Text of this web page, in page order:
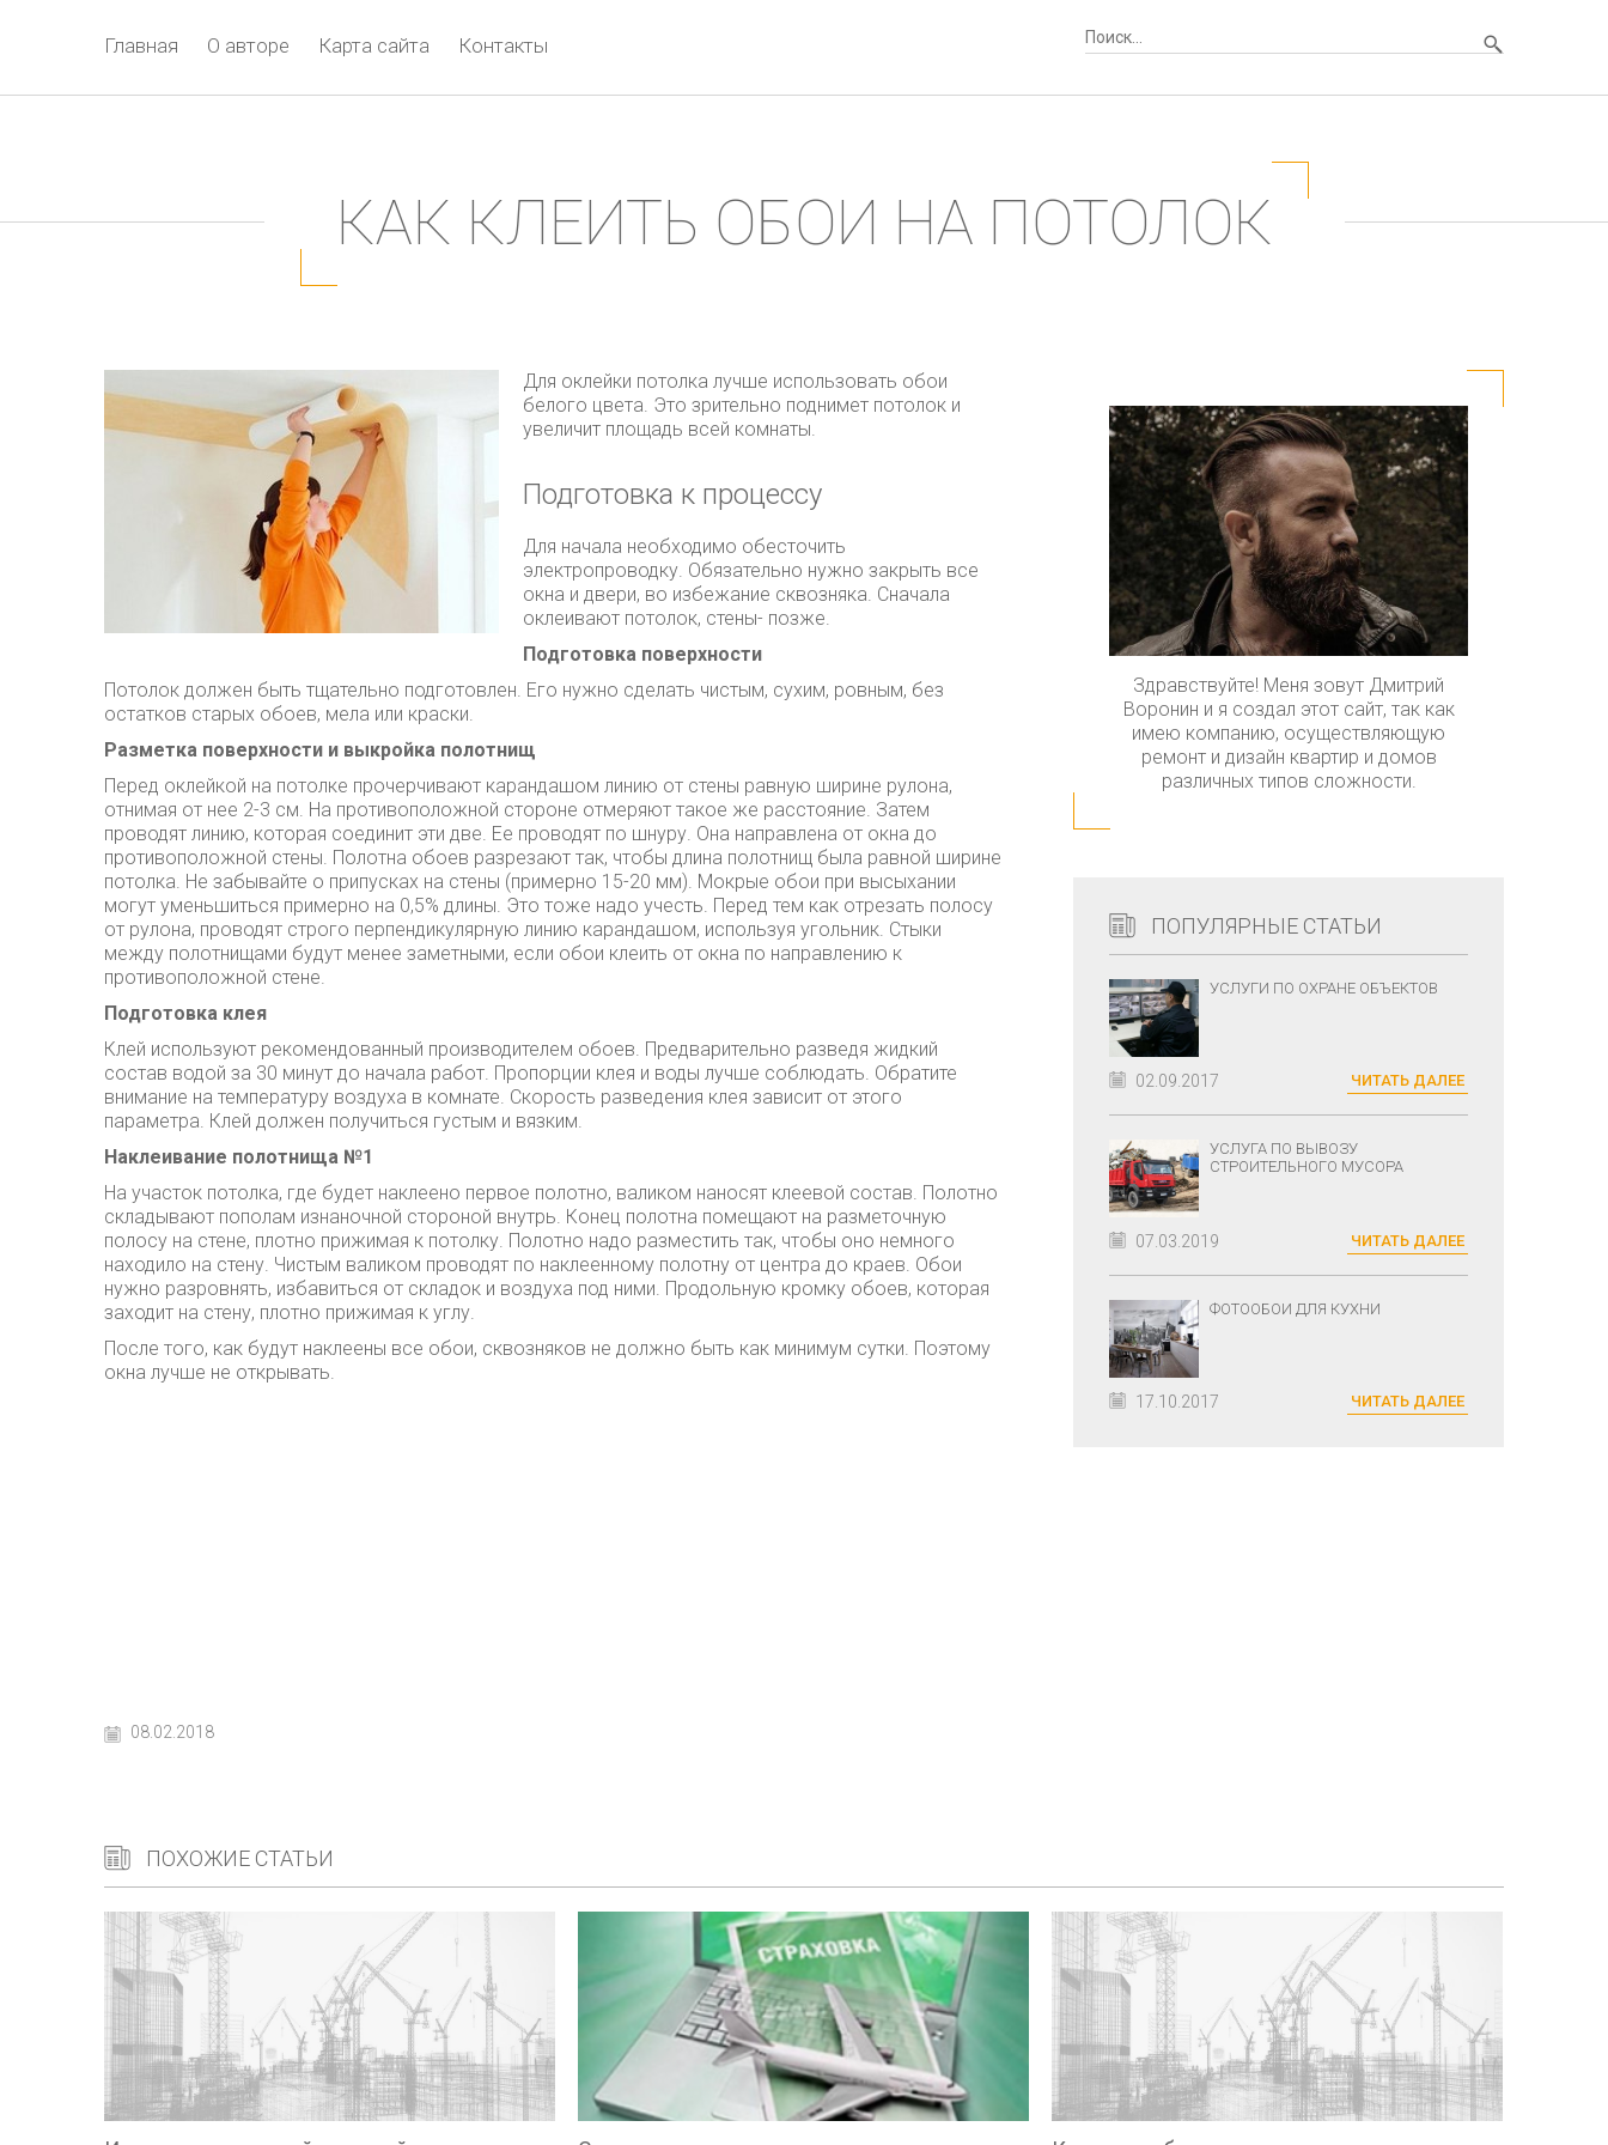
Главная О авторе Карта сайта Контакты
КАК КЛЕИТЬ ОБОИ НА ПОТОЛОК
Для оклейки потолка лучше использовать обои
белого цвета. Это зрительно поднимет потолок и
увеличит площадь всей комнаты.
Подготовка к процессу
Для начала необходимо обесточить
электропроводку. Обязательно нужно закрыть все
окна и двери, во избежание сквозняка. Сначала
оклеивают потолок, стены- позже.
Подготовка поверхности
Потолок должен быть тщательно подготовлен. Его нужно сделать чистым, сухим, ровным, без
остатков старых обоев, мела или краски.
Разметка поверхности и выкройка полотнищ
Перед оклейкой на потолке прочерчивают карандашом линию от стены равную ширине рулона,
отнимая от нее 2-3 см. На противоположной стороне отмеряют такое же расстояние. Затем
проводят линию, которая соединит эти две. Ее проводят по шнуру. Она направлена от окна до
противоположной стены. Полотна обоев разрезают так, чтобы длина полотнищ была равной ширине
потолка. Не забывайте о припусках на стены (примерно 15-20 мм). Мокрые обои при высыхании
могут уменьшиться примерно на 0,5% длины. Это тоже надо учесть. Перед тем как отрезать полосу
от рулона, проводят строго перпендикулярную линию карандашом, используя угольник. Стыки
между полотнищами будут менее заметными, если обои клеить от окна по направлению к
противоположной стене.
Подготовка клея
Клей используют рекомендованный производителем обоев. Предварительно разведя жидкий
состав водой за 30 минут до начала работ. Пропорции клея и воды лучше соблюдать. Обратите
внимание на температуру воздуха в комнате. Скорость разведения клея зависит от этого
параметра. Клей должен получиться густым и вязким.
Наклеивание полотнища №1
На участок потолка, где будет наклеено первое полотно, валиком наносят клеевой состав. Полотно
складывают пополам изнаночной стороной внутрь. Конец полотна помещают на разметочную
полосу на стене, плотно прижимая к потолку. Полотно надо разместить так, чтобы оно немного
находило на стену. Чистым валиком проводят по наклеенному полотну от центра до краев. Обои
нужно разровнять, избавиться от складок и воздуха под ними. Продольную кромку обоев, которая
заходит на стену, плотно прижимая к углу.
После того, как будут наклеены все обои, сквозняков не должно быть как минимум сутки. Поэтому
окна лучше не открывать.
08.02.2018
Здравствуйте! Меня зовут Дмитрий
Воронин и я создал этот сайт, так как
имею компанию, осуществляющую
ремонт и дизайн квартир и домов
различных типов сложности.
ПОПУЛЯРНЫЕ СТАТЬИ
УСЛУГИ ПО ОХРАНЕ ОБЪЕКТОВ
02.09.2017 ЧИТАТЬ ДАЛЕЕ
УСЛУГА ПО ВЫВОЗУ
СТРОИТЕЛЬНОГО МУСОРА
07.03.2019 ЧИТАТЬ ДАЛЕЕ
ФОТООБОИ ДЛЯ КУХНИ
17.10.2017 ЧИТАТЬ ДАЛЕЕ
ПОХОЖИЕ СТАТЬИ